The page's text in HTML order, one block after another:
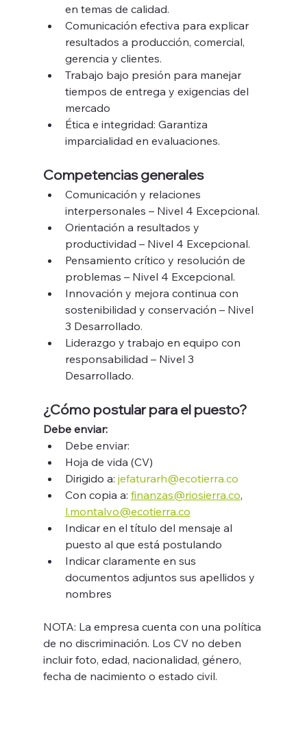
en temas de calidad.
Comunicación efectiva para explicar
resultados a producción, comercial,
gerencia y clientes.
Trabajo bajo presión para manejar
tiempos de entrega y exigencias del
mercado
Ética e integridad: Garantiza
imparcialidad en evaluaciones.
Competencias generales
Comunicación y relaciones
interpersonales – Nivel 4 Excepcional.
Orientación a resultados y
productividad – Nivel 4 Excepcional.
Pensamiento crítico y resolución de
problemas – Nivel 4 Excepcional.
Innovación y mejora continua con
sostenibilidad y conservación – Nivel
3 Desarrollado.
Liderazgo y trabajo en equipo con
responsabilidad – Nivel 3
Desarrollado.
¿Cómo postular para el puesto?
Debe enviar:
Debe enviar:
Hoja de vida (CV)
Dirigido a: jefaturarh@ecotierra.co
Con copia a: finanzas@riosierra.co,
l.montalvo@ecotierra.co
Indicar en el título del mensaje al
puesto al que está postulando
Indicar claramente en sus
documentos adjuntos sus apellidos y
nombres
NOTA: La empresa cuenta con una política
de no discriminación. Los CV no deben
incluir foto, edad, nacionalidad, género,
fecha de nacimiento o estado civil.